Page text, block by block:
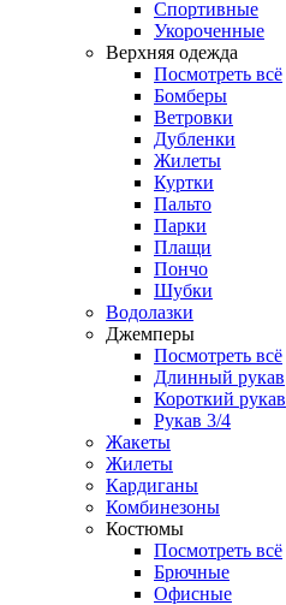
Спортивные
Укороченные
Верхняя одежда
Посмотреть всё
Бомберы
Ветровки
Дубленки
Жилеты
Куртки
Пальто
Парки
Плащи
Пончо
Шубки
Водолазки
Джемперы
Посмотреть всё
Длинный рукав
Короткий рукав
Рукав 3/4
Жакеты
Жилеты
Кардиганы
Комбинезоны
Костюмы
Посмотреть всё
Брючные
Офисные